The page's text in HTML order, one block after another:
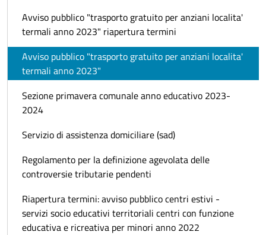
Avviso pubblico "trasporto gratuito per anziani localita'
termali anno 2023" riapertura termini
Avviso pubblico "trasporto gratuito per anziani localita'
termali anno 2023"
Sezione primavera comunale anno educativo 2023-
2024
Servizio di assistenza domiciliare (sad)
Regolamento per la definizione agevolata delle
controversie tributarie pendenti
Riapertura termini: avviso pubblico centri estivi -
servizi socio educativi territoriali centri con funzione
educativa e ricreativa per minori anno 2022